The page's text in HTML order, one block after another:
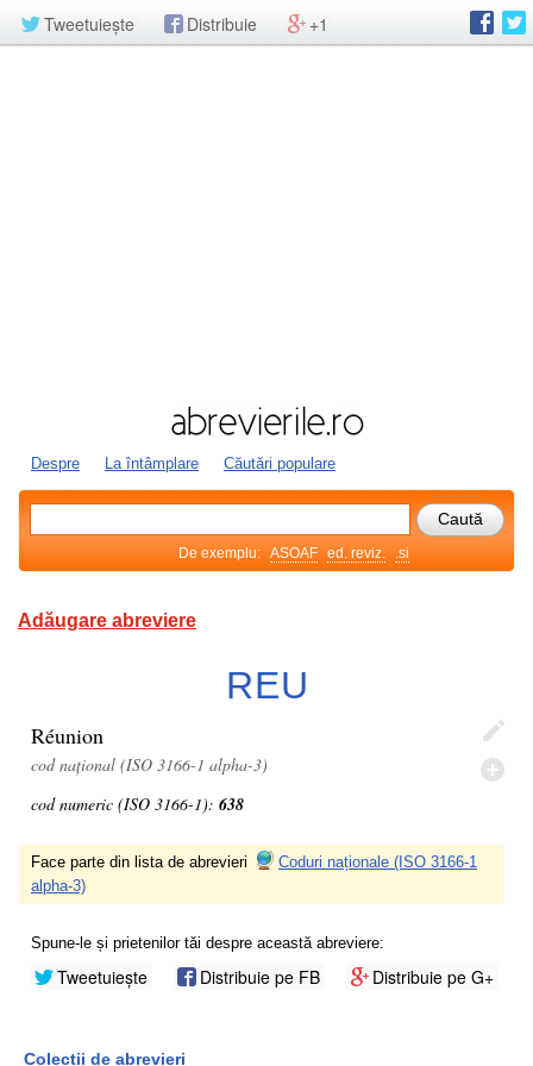
Tweetuiește Distribuie +1
Despre La întâmplare Căutări populare
De exemplu: ASOAF ed. reviz. .si
Adăugare abreviere
REU
Réunion
cod național (ISO 3166-1 alpha-3)
cod numeric (ISO 3166-1): 638
Face parte din lista de abrevieri
Coduri naționale (ISO 3166-1
alpha-3)
Spune-le și prietenilor tăi despre această abreviere:
Tweetuiește Distribuie pe FB Distribuie pe G+
Colecții de abrevieri